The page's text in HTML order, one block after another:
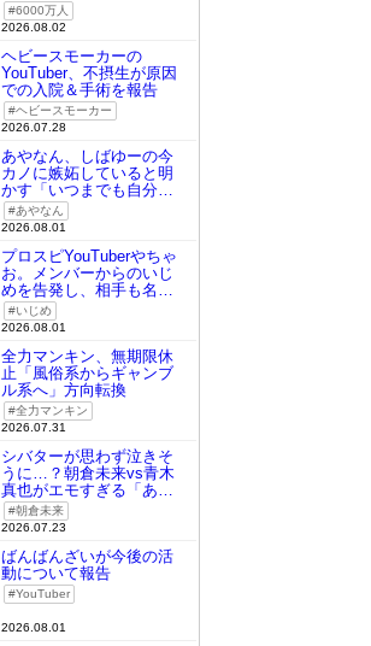
6000万人
2026.08.02
ヘビースモーカーの
YouTuber、不摂生が原因
での入院＆手術を報告
ヘビースモーカー
2026.07.28
あやなん、しばゆーの今
カノに嫉妬していると明
かす「いつまでも自分の
ものみたいに…」
あやなん
2026.08.01
プロスピYouTuberやちゃ
お。メンバーからのいじ
めを告発し、相手も名指
しで批判
いじめ
2026.08.01
全力マンキン、無期限休
止「風俗系からギャンブ
ル系へ」方向転換
全力マンキン
2026.07.31
シバターが思わず泣きそ
うに…？朝倉未来vs青木
真也がエモすぎる「あの
時の桜庭和志は今の青木
真也」
朝倉未来
2026.07.23
ばんばんざいが今後の活
動について報告
YouTuber
2026.08.01